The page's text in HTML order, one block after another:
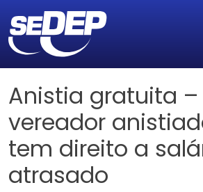
Anistia gratuita –
vereador
tem direito a
atrasado